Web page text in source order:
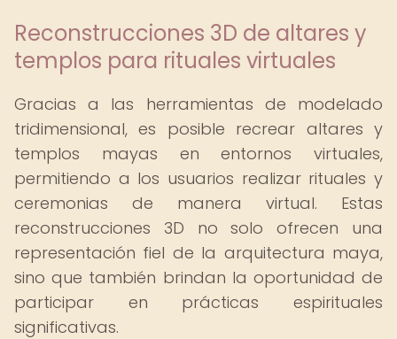
Reconstrucciones 3D de altares y
templos para rituales virtuales
Gracias a las herramientas de modelado
tridimensional, es posible recrear altares y
templos mayas en entornos virtuales,
permitiendo a los usuarios realizar rituales y
ceremonias de manera virtual. Estas
reconstrucciones 3D no solo ofrecen una
representación fiel de la arquitectura maya,
sino que también brindan la oportunidad de
participar en prácticas espirituales
significativas.